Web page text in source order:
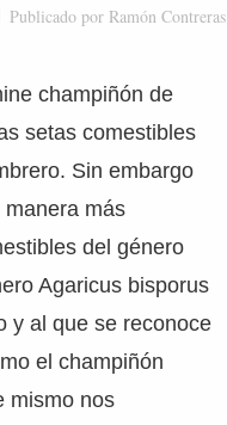
Publicado por Ramón Contreras
champiñón de
setas comestibles
Sin embargo
más
del género
Agaricus bisporus
y al que se reconoce
el champiñón
mismo nos